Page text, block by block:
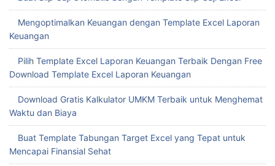
Mengoptimalkan Keuangan dengan Template Excel Laporan
Keuangan
Pilih Template Excel Laporan Keuangan Terbaik Dengan Free
Download Template Excel Laporan Keuangan
Download Gratis Kalkulator UMKM Terbaik untuk Menghemat
Waktu dan Biaya
Buat Template Tabungan Target Excel yang Tepat untuk
Mencapai Finansial Sehat